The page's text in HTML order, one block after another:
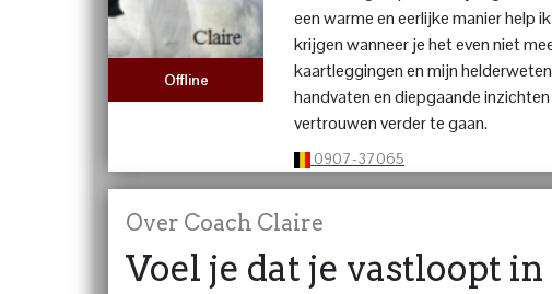
Offline
een warme en eerlijke manier help
krijgen wanneer je het even niet
kaartleggingen en mijn
handvaten en diepgaande
vertrouwen verder te gaan.
0907-37065
Over Coach Claire
Voel je dat je vastloopt